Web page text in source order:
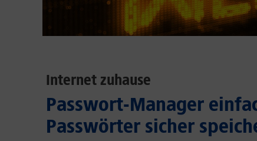
Internet zuhause
Passwort-Manager
Passwörter sicher